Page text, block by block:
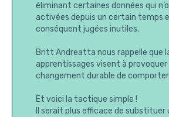
éliminant certaines données qui
activées depuis un certain temps
conséquent jugées inutiles.
Britt Andreatta nous rappelle que
apprentissages visent à provoquer
changement durable de
Et voici la tactique simple !
Il serait plus efficace de substituer